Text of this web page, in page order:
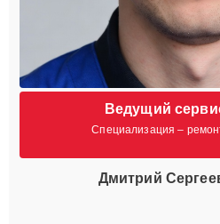
Ведущий
Специализация –
Дмитрий